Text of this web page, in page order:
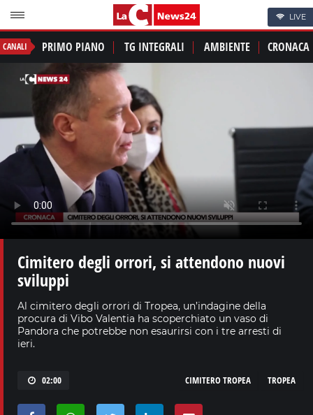
LIVE
CANALI PRIMO PIANO TG INTEGRALI AMBIENTE CRONACA
Cimitero degli orrori, si attendono nuovi
sviluppi
Al cimitero degli orrori di Tropea, un’indagine della
procura di Vibo Valentia ha scoperchiato un vaso di
Pandora che potrebbe non esaurirsi con i tre arresti di
ieri.
02:00 TROPEA
CIMITERO TROPEA